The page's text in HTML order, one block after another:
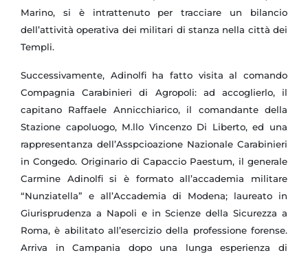
Marino, si è intrattenuto per tracciare un bilancio
dell’attività operativa dei militari di stanza nella città dei
Templi.
Successivamente, Adinolfi ha fatto visita al comando
Compagnia Carabinieri di Agropoli: ad accoglierlo, il
capitano Raffaele Annicchiarico, il comandante della
Stazione capoluogo, M.llo Vincenzo Di Liberto, ed una
rappresentanza dell’Asspcioazione Nazionale Carabinieri
in Congedo. Originario di Capaccio Paestum, il generale
Carmine Adinolfi si è formato all’accademia militare
“Nunziatella” e all’Accademia di Modena; laureato in
Giurisprudenza a Napoli e in Scienze della Sicurezza a
Roma, è abilitato all’esercizio della professione forense.
Arriva in Campania dopo una lunga esperienza di